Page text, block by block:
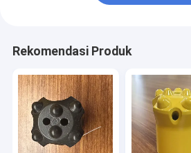
Rekomendasi Produk